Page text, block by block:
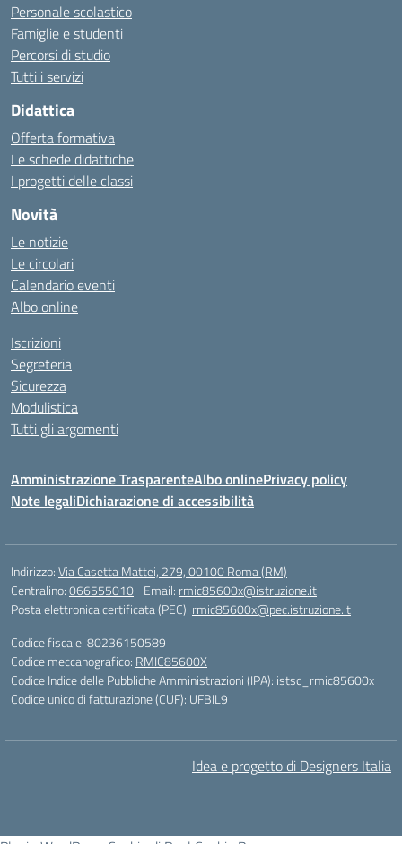
Personale scolastico
Famiglie e studenti
Percorsi di studio
Tutti i servizi
Didattica
Offerta formativa
Le schede didattiche
I progetti delle classi
Novità
Le notizie
Le circolari
Calendario eventi
Albo online
Iscrizioni
Segreteria
Sicurezza
Modulistica
Tutti gli argomenti
Amministrazione TrasparenteAlbo onlinePrivacy policy
Note legaliDichiarazione di accessibilità
Indirizzo:Via Casetta Mattei, 279, 00100 Roma (RM)
Centralino:066555010 Email: rmic85600x@istruzione.it
Posta elettronica certificata (PEC): rmic85600x@pec.istruzione.it
Codice fiscale: 80236150589
Codice meccanografico: RMIC85600X
Codice Indice delle Pubbliche Amministrazioni (IPA): istsc_rmic85600x
Codice unico di fatturazione (CUF): UFBIL9
Idea e progetto di Designers Italia